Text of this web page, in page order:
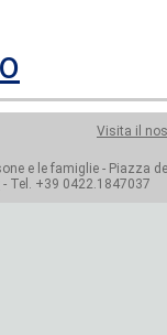
Visita il
e le famiglie - Piazza
- Tel. +39 0422.1847037